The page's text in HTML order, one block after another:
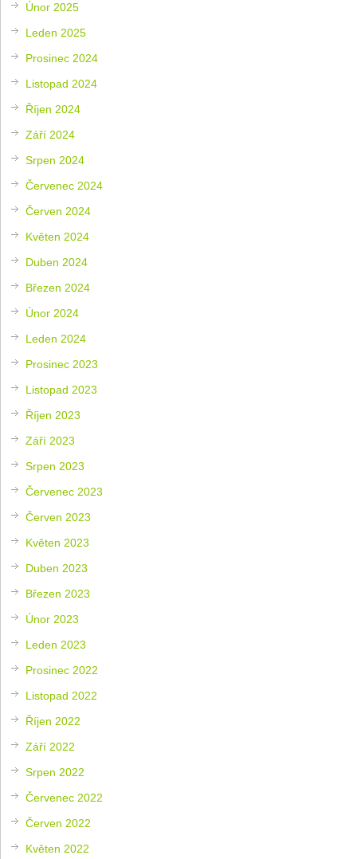
Únor 2025
Leden 2025
Prosinec 2024
Listopad 2024
Říjen 2024
Září 2024
Srpen 2024
Červenec 2024
Červen 2024
Květen 2024
Duben 2024
Březen 2024
Únor 2024
Leden 2024
Prosinec 2023
Listopad 2023
Říjen 2023
Září 2023
Srpen 2023
Červenec 2023
Červen 2023
Květen 2023
Duben 2023
Březen 2023
Únor 2023
Leden 2023
Prosinec 2022
Listopad 2022
Říjen 2022
Září 2022
Srpen 2022
Červenec 2022
Červen 2022
Květen 2022